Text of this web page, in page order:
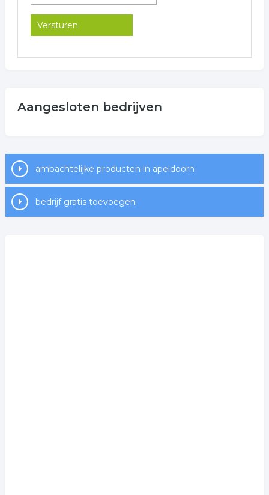
Aangesloten bedrijven
ambachtelijke producten in apeldoorn
bedrijf gratis toevoegen